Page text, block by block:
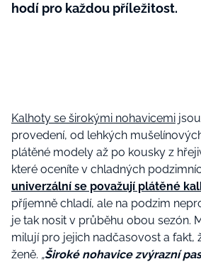
hodí pro každou příležitost.
Kalhoty se širokými nohavicemi
provedení, od lehkých
plátěné modely až po kousky z
které oceníte v chladných
univerzální se považují plátěné
příjemně chladí, ale na podzim
je tak nosit v průběhu obou sezón.
milují pro jejich nadčasovost a fakt,
ženě. „Široké nohavice zvýrazní